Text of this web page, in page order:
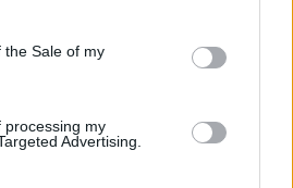
the Sale of my
processing my
Advertising.
μια επαγγελματική
χωρίς να δείχνουν
χρόνου.
στο